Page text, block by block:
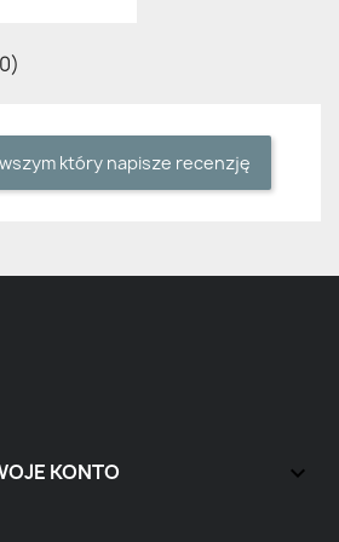
który napisze recenzję
KONTO 